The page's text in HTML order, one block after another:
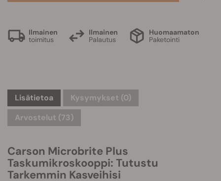
Ilmainen
toimitus
Ilmainen
Palautus
Huomaamaton
Paketointi
Lisätietoa Kysymykset (0)
Arvostelut (73)
Carson Microbrite Plus
Taskumikroskooppi: Tutustu
Tarkemmin Kasveihisi